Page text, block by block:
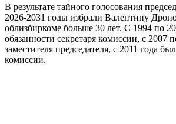
В результате тайного голосования
2026-2031 годы избрали Валентину
облизбиркоме больше 30 лет. С 1994 по
обязанности секретаря комиссии, с 2007
заместителя председателя, с 2011 года
комиссии.